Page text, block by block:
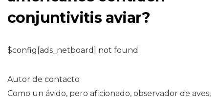
conjuntivitis aviar?
$config[ads_netboard] not found
Autor de contacto
Como un ávido, pero aficionado, observador de aves,